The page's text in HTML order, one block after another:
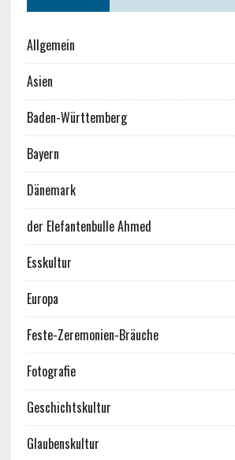
Allgemein
Asien
Baden-Württemberg
Bayern
Dänemark
der Elefantenbulle Ahmed
Esskultur
Europa
Feste-Zeremonien-Bräuche
Fotografie
Geschichtskultur
Glaubenskultur